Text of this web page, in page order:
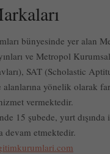
bünyesinde yer alan
ve Metropol
SAT (Scholastic
yönelik olarak
vermektedir.
15 şubede, yurt dışında
devam etmektedir.